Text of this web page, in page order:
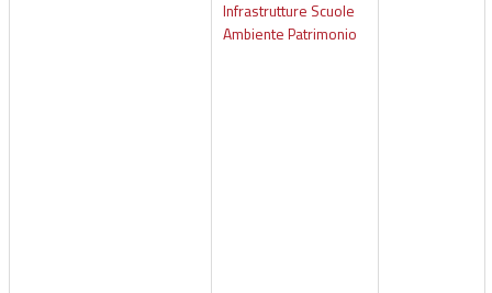
Infrastrutture Scuole
Ambiente Patrimonio